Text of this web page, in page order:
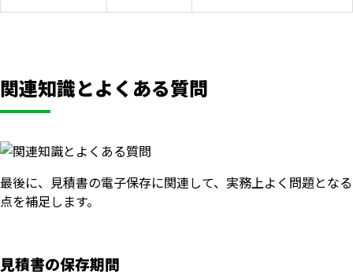
関連知識とよくある質問
最後に、見積書の電子保存に関連して、実務上よく問題となる
点を補足します。
見積書の保存期間